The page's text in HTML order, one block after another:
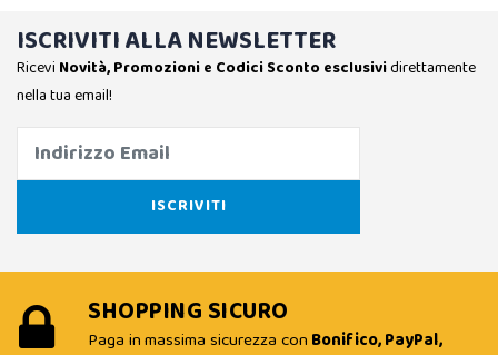
ISCRIVITI ALLA NEWSLETTER
Ricevi Novità, Promozioni e Codici Sconto esclusividirettamente
nella tua email!
SHOPPING SICURO
Paga in massima sicurezza con Bonifico, PayPal,